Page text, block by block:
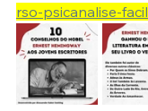
rso-psicanalise-facil